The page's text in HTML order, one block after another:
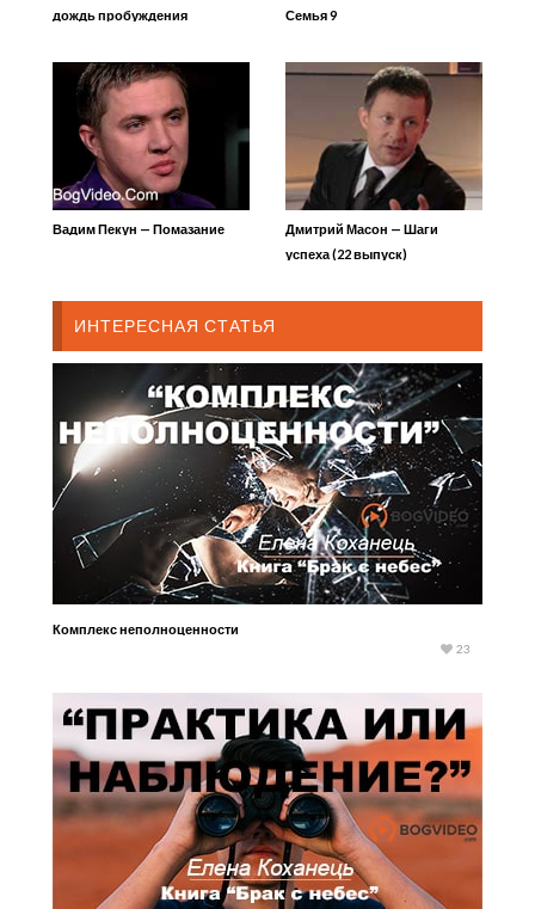
дождь пробуждения
Семья 9
Вадим Пекун — Помазание
Дмитрий Масон — Шаги
успеха (22 выпуск)
ИНТЕРЕСНАЯ СТАТЬЯ
Комплекс неполноценности
23